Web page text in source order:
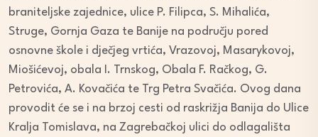
braniteljske zajednice, ulice P. Filipca, S. Mihalića,
Struge, Gornja Gaza te Banije na području pored
osnovne škole i dječjeg vrtića, Vrazovoj, Masarykovoj,
Miošićevoj, obala I. Trnskog, Obala F. Račkog, G.
Petrovića, A. Kovačića te Trg Petra Svačića. Ovog dana
provodit će se i na brzoj cesti od raskrižja Banija do Ulice
Kralja Tomislava, na Zagrebačkoj ulici do odlagališta